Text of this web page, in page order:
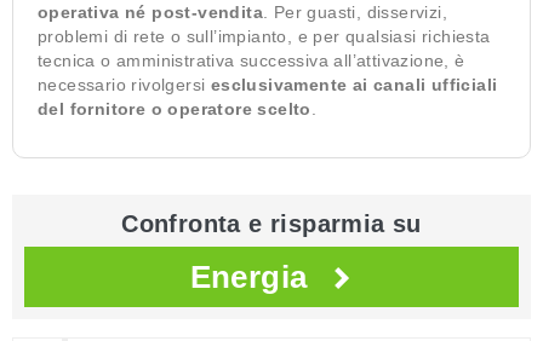
operativa né post-vendita. Per guasti, disservizi,
problemi di rete o sull’impianto, e per qualsiasi richiesta
tecnica o amministrativa successiva all’attivazione, è
necessario rivolgersi esclusivamente ai canali ufficiali
del fornitore o operatore scelto.
Confronta e risparmia su
Energia